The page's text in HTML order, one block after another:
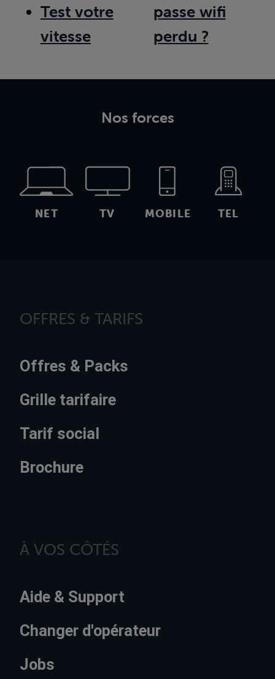
Test votre
vitesse
passe wifi
perdu ?
Nos forces
NET TV MOBILE TEL
OFFRES & TARIFS
Offres & Packs
Grille tarifaire
Tarif social
Brochure
À VOS CÔTÉS
Aide & Support
Changer d'opérateur
Jobs